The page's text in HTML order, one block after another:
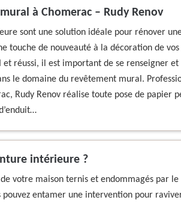
à Chomerac – Rudy Renov
sont une solution idéale pour rénover
touche de nouveauté à la décoration de
et réussi, il est important de se renseigner et
le domaine du revêtement mural.
Rudy Renov réalise toute pose de papier
intérieure ?
votre maison ternis et endommagés par le
pouvez entamer une intervention pour